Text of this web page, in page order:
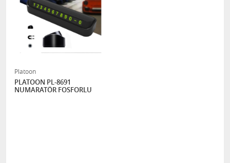
Platoon
PLATOON PL-8691
NUMARATÖR FOSFORLU